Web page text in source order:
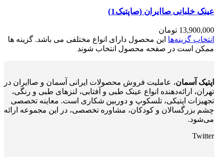
عینک خلبانی صاایران (صاپتیک1)
13,900,000 تومان
انتخاب گزینه‌ها این محصول دارای انواع مختلفی می باشد. گزینه ها
ممکن است در صفحه محصول انتخاب شوند
اپتیک آسمان، عاملیت فروش محصولات ایرانی آسمان و صاایران در
تهران، ارائه‌دهنده انواع عینک طبی و آفتابی، لنزهای طبی و رنگی،
تجهیزات اپتیکی، تلسکوپ و دوربین شکاری است. معاینه تخصصی
چشم بزرگسالان و کودکان، مشاوره تخصصی، در این مجموعه ارائه
می‌شود.
Twitter